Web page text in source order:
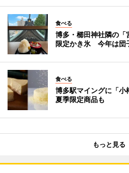
食べる
博多・櫛田神社隣の「
限定かき氷 今年は団
食べる
博多駅マイングに「
夏季限定商品も
もっと見る